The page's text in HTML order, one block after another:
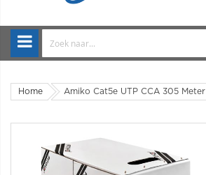
Home Amiko Cat5e UTP CCA 305 Meter